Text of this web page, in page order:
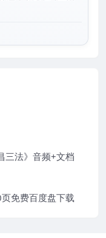
三法》音频+文档
免费百度盘下载